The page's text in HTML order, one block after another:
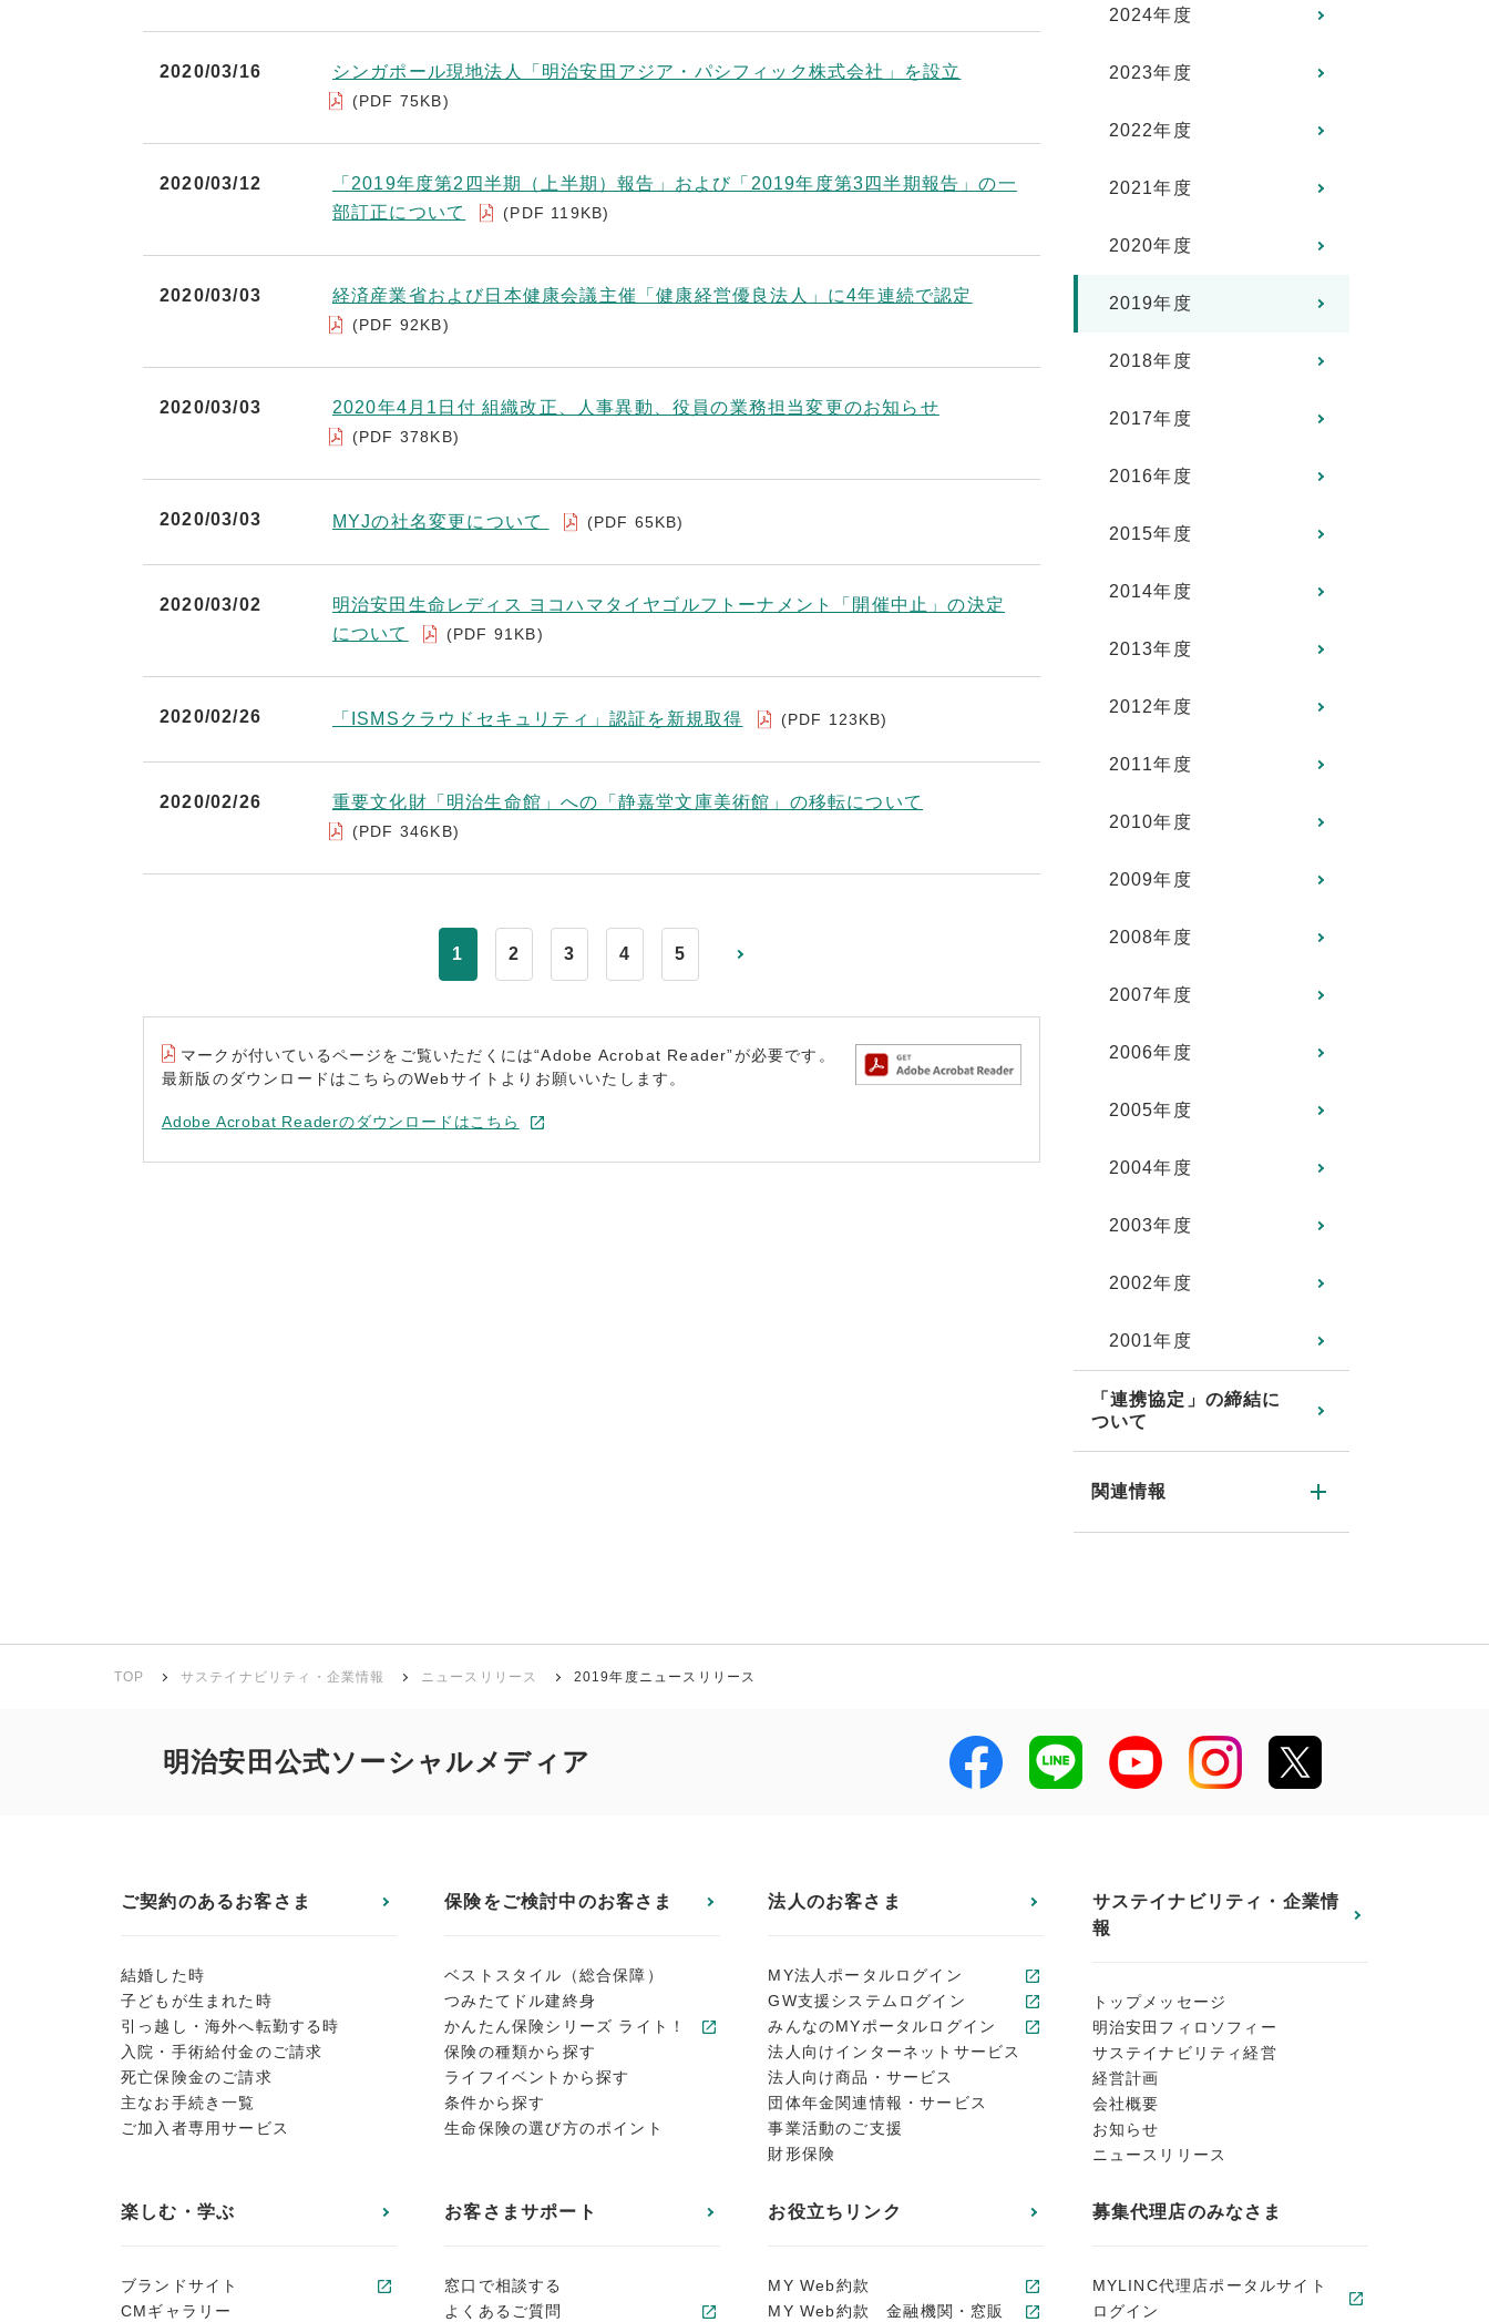
2020/03/16 シンガポール現地法人「明治安田アジア・パシフィック株式会社」を設立
(PDF 75KB)
2020/03/12
「2019年度第2四半期（上半期）報告」および「2019年度第3四半期報告」の一
部訂正について
(PDF 119KB)
2020/03/03 経済産業省および日本健康会議主催「健康経営優良法人」に4年連続で認定
(PDF 92KB)
2020/03/03 2020年4月1日付 組織改正、人事異動、役員の業務担当変更のお知らせ
(PDF 378KB)
2020/03/03 MYJの社名変更について (PDF 65KB)
2020/03/02
明治安田生命レディス ヨコハマタイヤゴルフトーナメント「開催中止」の決定
について
(PDF 91KB)
2020/02/26 「ISMSクラウドセキュリティ」認証を新規取得 (PDF 123KB)
2020/02/26 重要文化財「明治生命館」への「静嘉堂文庫美術館」の移転について
(PDF 346KB)
1 2 3 4 5
マークが付いているページをご覧いただくには“Adobe Acrobat Reader”が必要です。
最新版のダウンロードはこちらのWebサイトよりお願いいたします。
Adobe Acrobat Readerのダウンロードはこちら
2024年度
2023年度
2022年度
2021年度
2020年度
2019年度
2018年度
2017年度
2016年度
2015年度
2014年度
2013年度
2012年度
2011年度
2010年度
2009年度
2008年度
2007年度
2006年度
2005年度
2004年度
2003年度
2002年度
2001年度
「連携協定」の締結に
ついて
関連情報
TOP サステイナビリティ・企業情報 ニュースリリース 2019年度ニュースリリース
明治安田公式ソーシャルメディア
ご契約のあるお客さま
結婚した時
子どもが生まれた時
引っ越し・海外へ転勤する時
入院・手術給付金のご請求
死亡保険金のご請求
主なお手続き一覧
ご加入者専用サービス
保険をご検討中のお客さま
ベストスタイル（総合保障）
つみたてドル建終身
かんたん保険シリーズ ライト！
保険の種類から探す
ライフイベントから探す
条件から探す
生命保険の選び方のポイント
法人のお客さま
MY法人ポータルログイン
GW支援システムログイン
みんなのMYポータルログイン
法人向けインターネットサービス
法人向け商品・サービス
団体年金関連情報・サービス
事業活動のご支援
財形保険
サステイナビリティ・企業情
報
トップメッセージ
明治安田フィロソフィー
サステイナビリティ経営
経営計画
会社概要
お知らせ
ニュースリリース
楽しむ・学ぶ
ブランドサイト
CMギャラリー
お客さまサポート
窓口で相談する
よくあるご質問
お役立ちリンク
MY Web約款
MY Web約款 金融機関・窓販
募集代理店のみなさま
MYLINC代理店ポータルサイト
ログイン